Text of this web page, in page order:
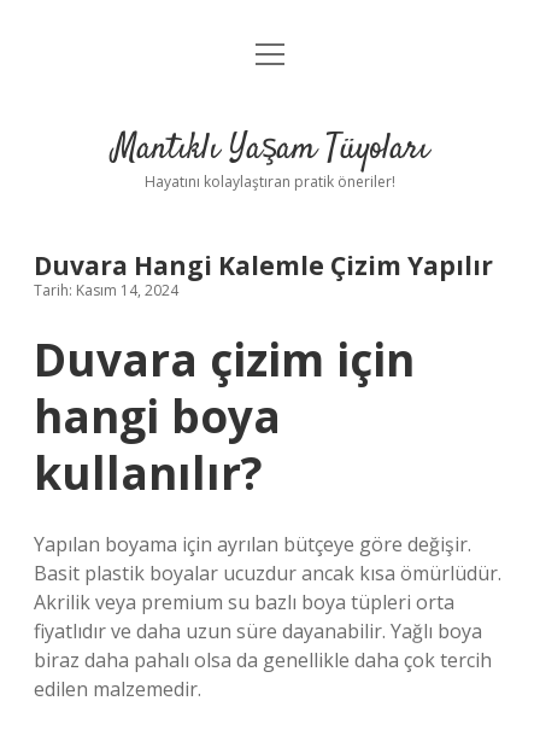
Anasayfa
Yasal Uyarı
menüyü
Mantıklı Yaşam Tüyoları
Hayatını kolaylaştıran pratik öneriler!
Duvara Hangi Kalemle Çizim Yapılır
Tarih: Kasım 14, 2024
Duvara çizim için
hangi boya
kullanılır?
Yapılan boyama için ayrılan bütçeye göre değişir.
Basit plastik boyalar ucuzdur ancak kısa ömürlüdür.
Akrilik veya premium su bazlı boya tüpleri orta
fiyatlıdır ve daha uzun süre dayanabilir. Yağlı boya
biraz daha pahalı olsa da genellikle daha çok tercih
edilen malzemedir.